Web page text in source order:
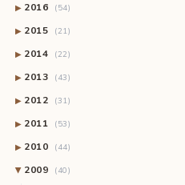
▶ 2016 (54)
▶ 2015 (21)
▶ 2014 (22)
▶ 2013 (43)
▶ 2012 (31)
▶ 2011 (53)
▶ 2010 (44)
▶ 2009 (40)